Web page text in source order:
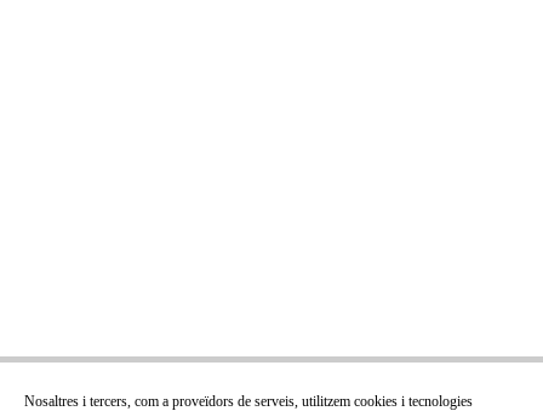
Nosaltres i tercers, com a proveïdors de serveis, utilitzem cookies i tecnologies